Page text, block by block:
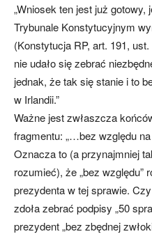
„Wniosek ten jest już gotowy,
Trybunale Konstytucyjnym
(Konstytucja RP, art. 191,
nie udało się zebrać
jednak, że tak się stanie i to
w Irlandii.”
Ważne jest zwłaszcza
fragmentu: „…bez względu
Oznacza to (a przynajmniej
rozumieć), że „bez względu”
prezydenta w tej sprawie.
zdoła zebrać podpisy „50
prezydent „bez zbędnej